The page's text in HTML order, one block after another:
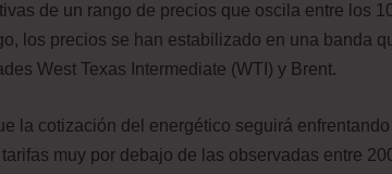
de un rango de precios que oscila entre los
los precios se han estabilizado en una banda
West Texas Intermediate (WTI) y Brent.
la cotización del energético seguirá
muy por debajo de las observadas entre